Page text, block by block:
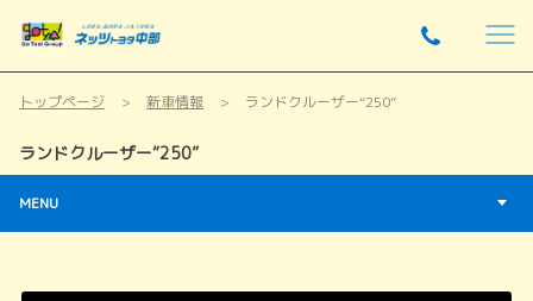
トップページ 新車情報 ランドクルーザー“250”
ランドクルーザー“250”
MENU